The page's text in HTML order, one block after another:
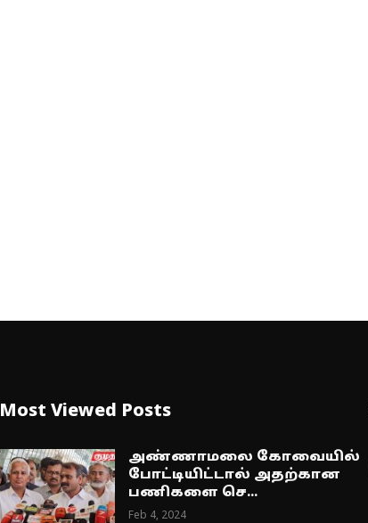
Most Viewed Posts
அண்ணாமலை கோவையில்
போட்டியிட்டால் அதற்கான
பணிகளை செ...
Feb 4, 2024